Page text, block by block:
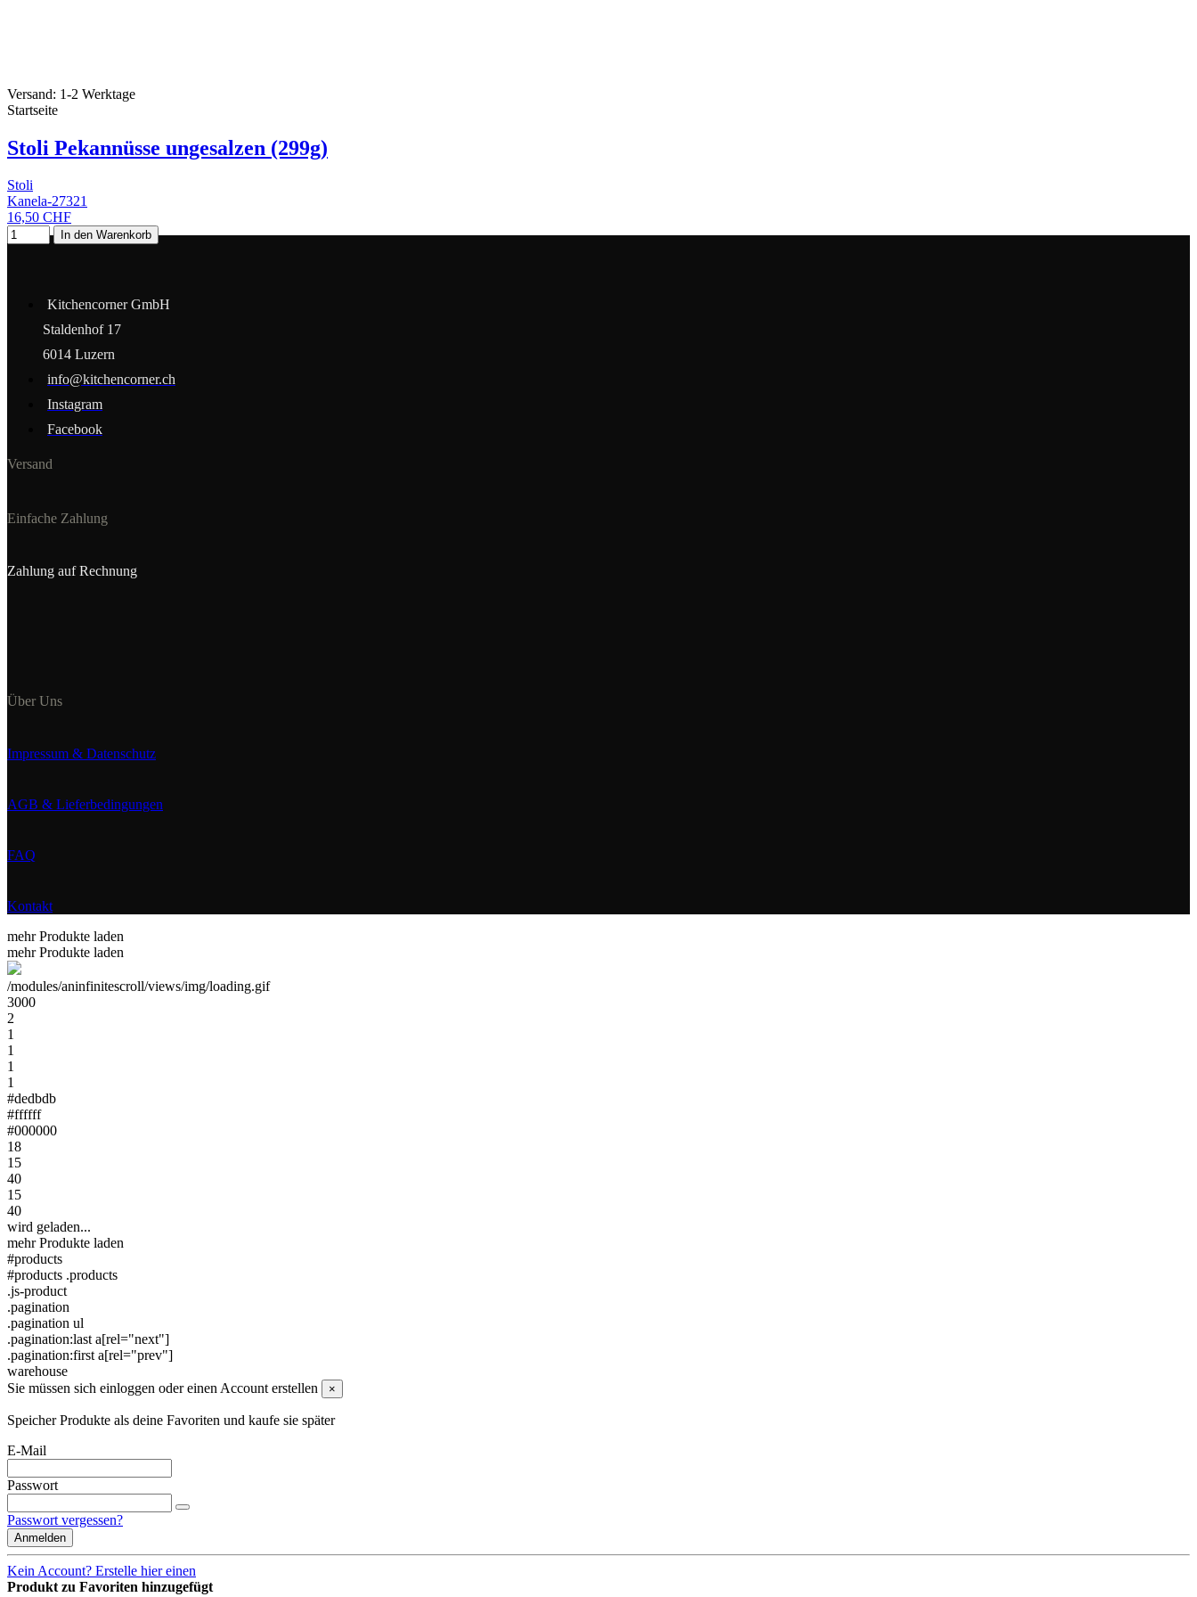
Versand: 1-2 Werktage
Startseite
Stoli Pekannüsse ungesalzen (299g)
Stoli
Kanela-27321
16,50 CHF
In den Warenkorb
Kitchencorner GmbH
Staldenhof 17
6014 Luzern
info@kitchencorner.ch
Instagram
Facebook
Versand
Einfache Zahlung
Zahlung auf Rechnung
Über Uns
Impressum & Datenschutz
AGB & Lieferbedingungen
FAQ
Kontakt
mehr Produkte laden
mehr Produkte laden
/modules/aninfinitescroll/views/img/loading.gif
3000
2
1
1
1
1
#dedbdb
#ffffff
#000000
18
15
40
15
40
wird geladen...
mehr Produkte laden
#products
#products .products
.js-product
.pagination
.pagination ul
.pagination:last a[rel="next"]
.pagination:first a[rel="prev"]
warehouse
Sie müssen sich einloggen oder einen Account erstellen
×
Speicher Produkte als deine Favoriten und kaufe sie später
E-Mail
Passwort
Passwort vergessen?
Anmelden
Kein Account? Erstelle hier einen
Produkt zu Favoriten hinzugefügt